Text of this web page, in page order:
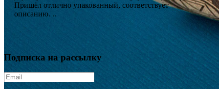
Пришёл отлично упакованный, соответствует
описанию. ..
Подписка на рассылку